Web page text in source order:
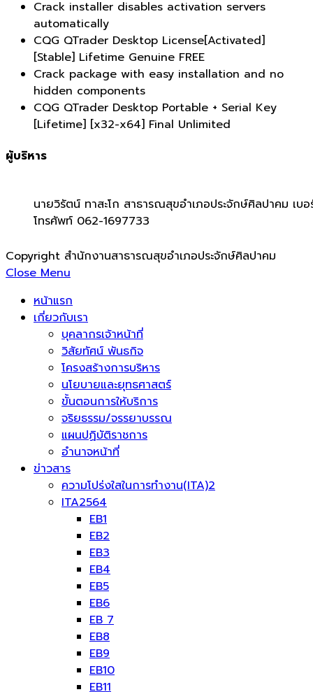
Crack installer disables activation servers
automatically
CQG QTrader Desktop License[Activated]
[Stable] Lifetime Genuine FREE
Crack package with easy installation and no
hidden components
CQG QTrader Desktop Portable + Serial Key
[Lifetime] [x32-x64] Final Unlimited
ผู้บริหาร
นายวิรัตน์ ทาสะโก สาธารณสุขอำเภอประจักษ์ศิลปาคม เบอ
โทรศัพท์ 062-1697733
Copyright สำนักงานสาธารณสุขอำเภอประจักษ์ศิลปาคม
Close Menu
หน้าแรก
เกี่ยวกับเรา
บุคลากรเจ้าหน้าที่
วิสัยทัศน์ พันธกิจ
โครงสร้างการบริหาร
นโยบายและยุทธศาสตร์
ขั้นตอนการให้บริการ
จริยธรรม/จรรยาบรรณ
แผนปฏิบัติราชการ
อำนาจหน้าที่
ข่าวสาร
ความโปร่งใสในการทำงาน(ITA)2
ITA2564
EB1
EB2
EB3
EB4
EB5
EB6
EB 7
EB8
EB9
EB10
EB11